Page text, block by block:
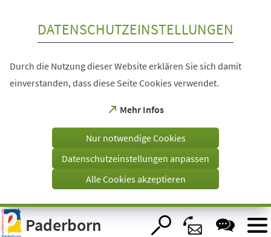
Visuelle
Assistenzsoftware
öffnen.
DATENSCHUTZEINSTELLUNGEN
Durch die Nutzung dieser Website erklären Sie sich damit
einverstanden, dass diese Seite Cookies verwendet.
Mehr Infos
(Öffnet
einem
Tab)
Nur notwendige Cookies
Datenschutzeinstellungen anpassen
Alle Cookies akzeptieren
Paderborn